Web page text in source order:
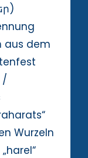
aus dem
/
Wurzeln